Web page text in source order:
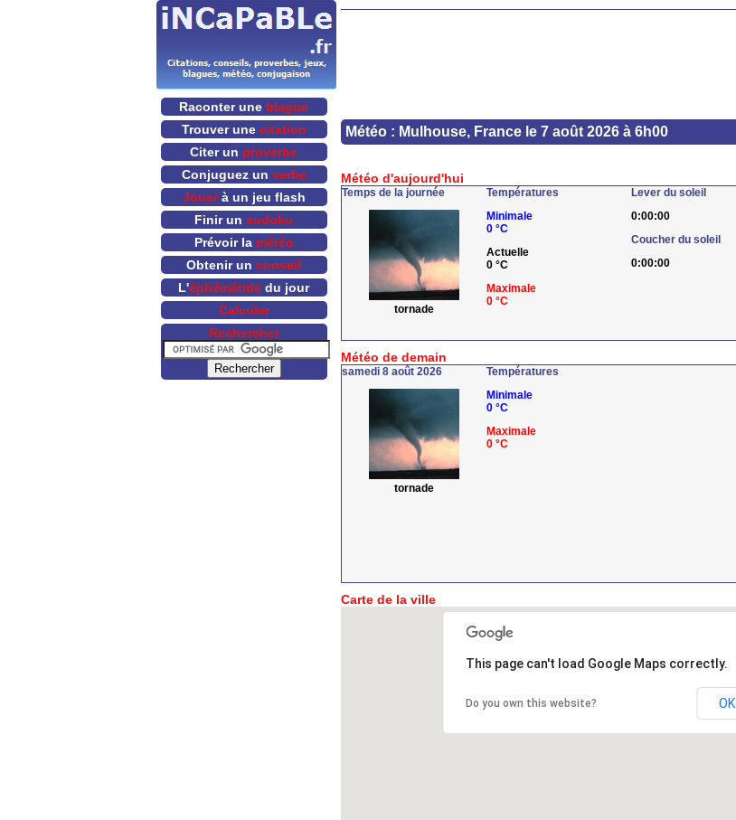
Météo : Mulhouse, France le 7 août 2026 à 6h00
Météo d'aujourd'hui
Temps de la journée
tornade
Températures
Minimale
0 °C
Actuelle
0 °C
Maximale
0 °C
Lever du soleil
0:00:00
Coucher du soleil
0:00:00
Météo de demain
samedi 8 août 2026
tornade
Températures
Minimale
0 °C
Maximale
0 °C
Carte de la ville
This page can't load Google Maps correctly.
Do you own this website? OK
Raconter une blague
Trouver une citation
Citer un proverbe
Conjuguez un verbe
Jouerà un jeu flash
Finir un sudoku
Prévoir la météo
Obtenir un conseil
L'éphéméride du jour
Calculer
Rechercher